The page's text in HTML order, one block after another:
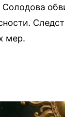
Солодова
мер.